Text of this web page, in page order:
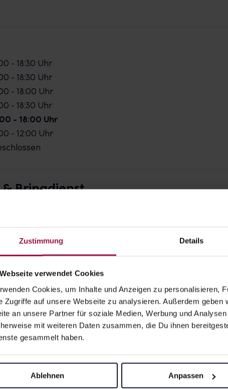
Zustimmung Details
verwendet Cookies
Cookies, um Inhalte und Anzeigen zu personalisieren,
Zugriffe auf unsere Webseite zu analysieren. Außerdem
an unsere Partner für soziale Medien, Werbung und
mit weiteren Daten zusammen, die Du ihnen
gesammelt haben.
Ablehnen Anpassen
- 18:30 Uhr
- 18:30 Uhr
- 18:00 Uhr
- 18:30 Uhr
- 18:00 Uhr
- 12:00 Uhr
Bringdienst
werden durch die Apotheke beliefert:
29588, 29590, 29597, 29599
Datenschutz